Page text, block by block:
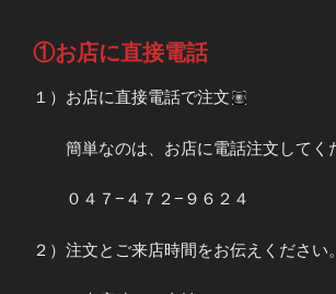
①お店に直接電話
１）お店に直接電話で注文
簡単なのは、お店に電話注文してく
０４７−４７２−９６２４
２）注文とご来店時間をお伝えください。